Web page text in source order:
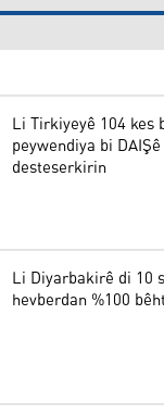
Li Tirkiyeyê 104 kes
peywendiya bi
desteserkirin
Li Diyarbakirê di 10
hevberdan %100